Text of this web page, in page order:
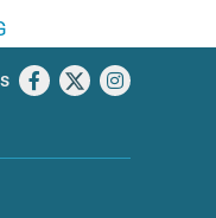
Facebook
X Instagram